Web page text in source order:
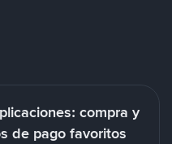
compra y
de pago favoritos